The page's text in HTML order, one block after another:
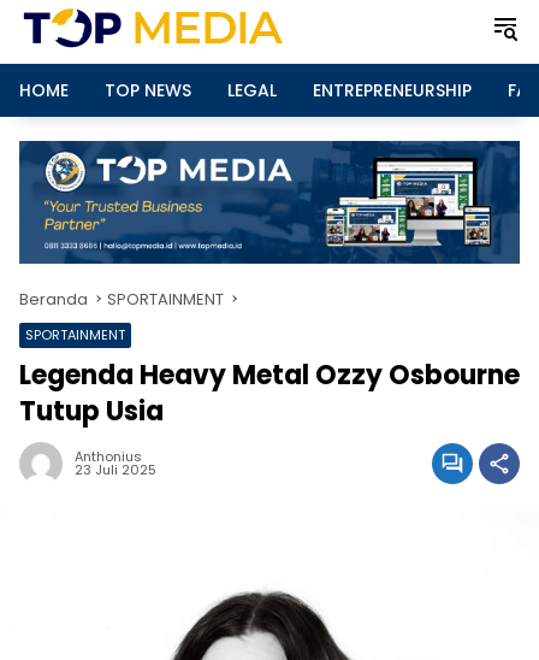
HOME TOP NEWS LEGAL ENTREPRENEURSHIP
Beranda SPORTAINMENT
SPORTAINMENT
Legenda Heavy Metal Ozzy Osbourne
Tutup Usia
Anthonius
23 Juli 2025